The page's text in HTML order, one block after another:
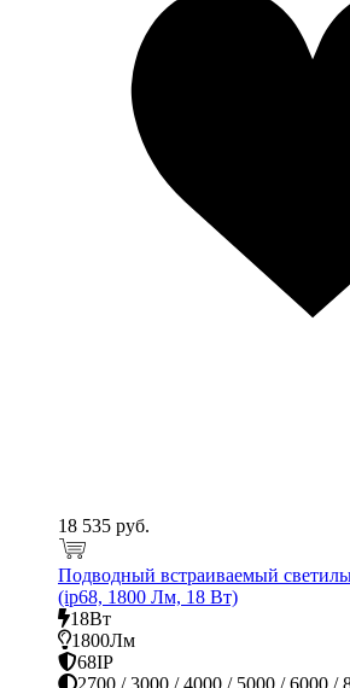
18 535 руб.
Подводный встраиваемый
(ip68, 1800 Лм, 18 Вт)
18Вт
1800Лм
68IP